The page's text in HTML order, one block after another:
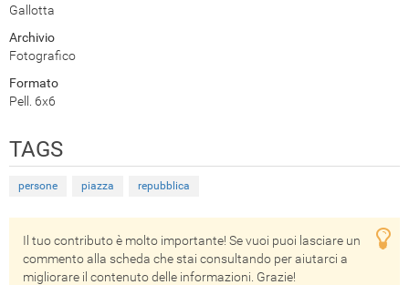
Gallotta
Archivio
Fotografico
Formato
Pell. 6x6
TAGS
persone piazza repubblica
Il tuo contributo è molto importante! Se vuoi puoi lasciare un
commento alla scheda che stai consultando per aiutarci a
migliorare il contenuto delle informazioni. Grazie!